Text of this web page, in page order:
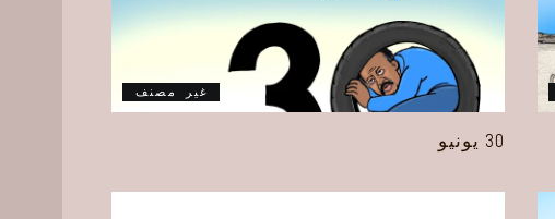
غير مصنف
30 يونيو